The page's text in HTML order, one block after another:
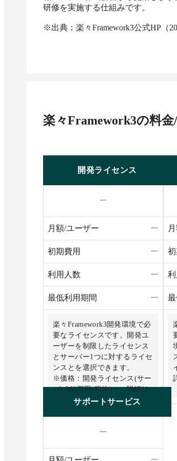
研修を実施する仕組みです。
※出典：楽々Framework3公式HP（
楽々Framework3の料
開発ライセンス
ー
月額/ユーザー ー
初期費用 ー
利用人数 ー
最低利用期間 ー
楽々Framework3開発環境で必
要なライセンスです。開発ユ
ーザーを制限したライセンス
とサーバー1つに対するライセ
ンスとを選択できます。
※価格：開発ライセンス(サー
バ) 360万円(税抜)～、詳細は
要問合せサポートサービス
ー